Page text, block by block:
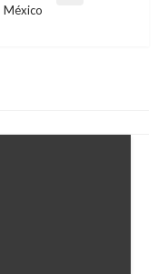
México